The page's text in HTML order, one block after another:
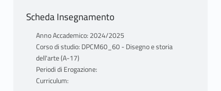
Scheda Insegnamento
Anno Accademico: 2024/2025
Corso di studio: DPCM60_60 - Disegno e storia
dell'arte (A-17)
Periodi di Erogazione:
Curriculum: